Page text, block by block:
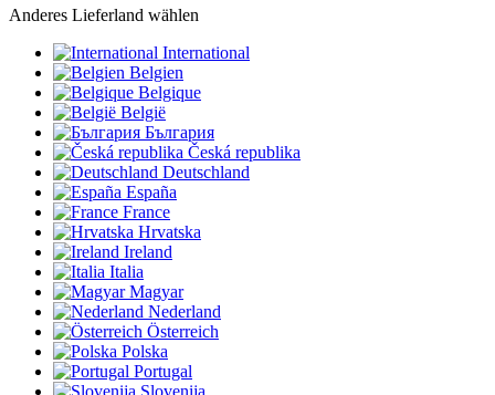
Anderes Lieferland wählen
International
Belgien
Belgique
België
България
Česká republika
Deutschland
España
France
Hrvatska
Ireland
Italia
Magyar
Nederland
Österreich
Polska
Portugal